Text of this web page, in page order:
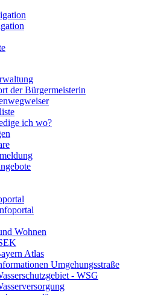
der Bürgermeisterin
ich wo?
Wohnen
Atlas
Umgehungsstraße
- WSG